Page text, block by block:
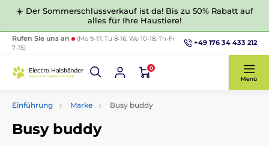
☀️ Der Sommerschlussverkauf ist da! Bis zu 50% Rabatt auf
alles für Ihre Haustiere!
Rufen Sie uns an
(Mo 9-17, Tu 8-16, We 10-18, Th-Fr
7-15)
+49 176 34 433 212
0
Menü
Einführung Marke Busy buddy
Busy buddy